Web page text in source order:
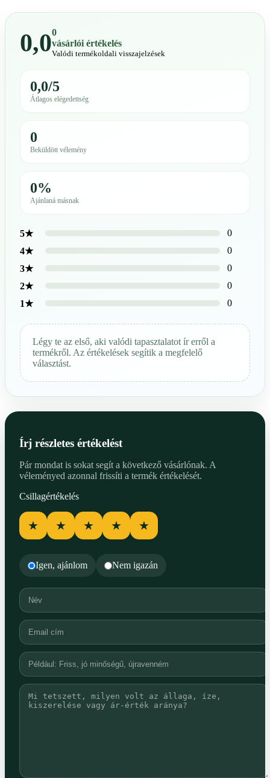
0,00
vásárlói értékelés
Valódi termékoldali visszajelzések
0,0/5
Átlagos elégedettség
0
Beküldött vélemény
0%
Ajánlaná másnak
5★
0
4★
0
3★
0
2★
0
1★
0
Légy te az első, aki valódi tapasztalatot ír erről a
termékről. Az értékelések segítik a megfelelő
választást.
Írj részletes értékelést
Pár mondat is sokat segít a következő vásárlónak. A
véleményed azonnal frissíti a termék értékelését.
Csillagértékelés
★ ★ ★ ★ ★
Igen, ajánlom Nem igazán